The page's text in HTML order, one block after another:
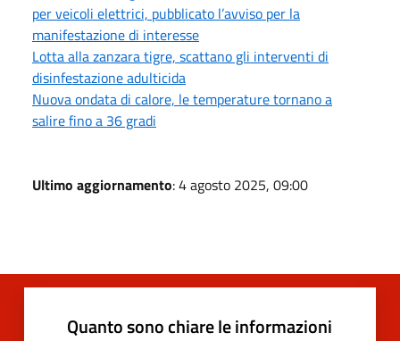
per veicoli elettrici, pubblicato l’avviso per la
manifestazione di interesse
Lotta alla zanzara tigre, scattano gli interventi di
disinfestazione adulticida
Nuova ondata di calore, le temperature tornano a
salire fino a 36 gradi
Ultimo aggiornamento: 4 agosto 2025, 09:00
Quanto sono chiare le informazioni